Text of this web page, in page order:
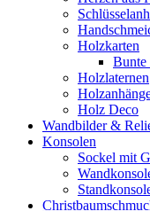
Holzkarten
Bunte
Holzlaternen
Holz Deco
Wandbilder &
Konsolen
Sockel mit